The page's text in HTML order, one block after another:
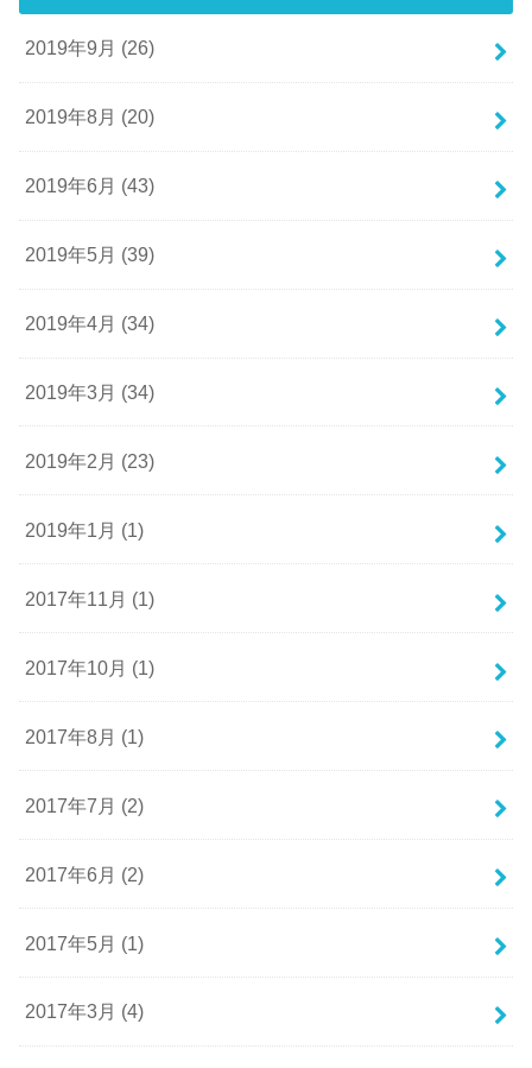
2019年9月 (26)
2019年8月 (20)
2019年6月 (43)
2019年5月 (39)
2019年4月 (34)
2019年3月 (34)
2019年2月 (23)
2019年1月 (1)
2017年11月 (1)
2017年10月 (1)
2017年8月 (1)
2017年7月 (2)
2017年6月 (2)
2017年5月 (1)
2017年3月 (4)